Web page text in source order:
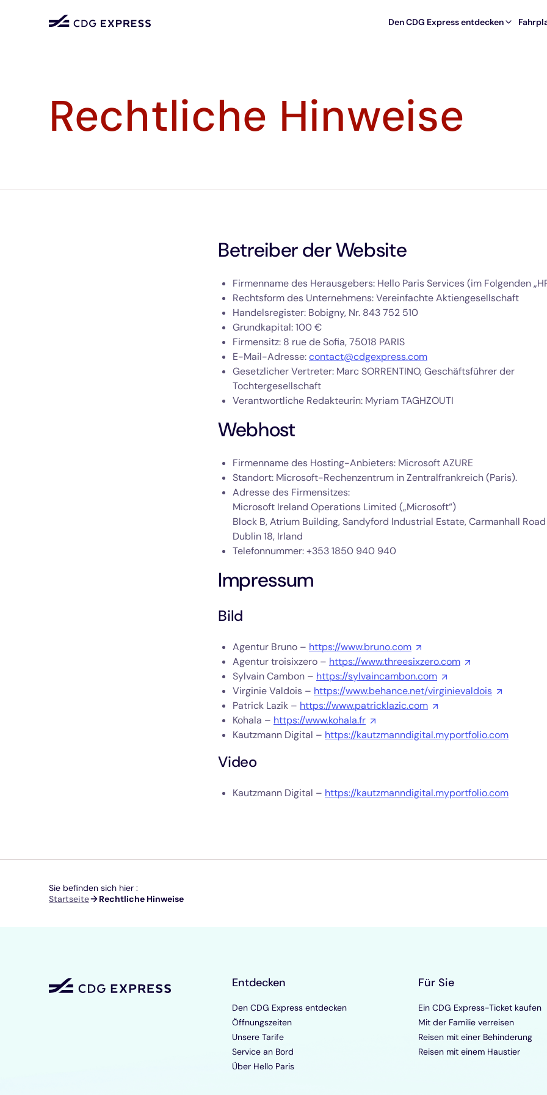
Den CDG Express entdecken
Rechtliche Hinweise
Betreiber der Website
Firmenname des Herausgebers: Hello Paris Services (im Folgenden
Rechtsform des Unternehmens: Vereinfachte Aktiengesellschaft
Handelsregister: Bobigny, Nr. 843 752 510
Grundkapital: 100 €
Firmensitz: 8 rue de Sofia, 75018 PARIS
E-Mail-Adresse:contact@cdgexpress.com
Gesetzlicher Vertreter: Marc SORRENTINO, Geschäftsführer der
Tochtergesellschaft
Verantwortliche Redakteurin: Myriam TAGHZOUTI
Webhost
Firmenname des Hosting-Anbieters: Microsoft AZURE
Standort: Microsoft-Rechenzentrum inZentralfrankreich (Paris).
Adresse des Firmensitzes:
Microsoft Ireland Operations Limited („Microsoft“)
Block B, Atrium Building, Sandyford Industrial Estate, Carmanhall Road
Dublin 18, Irland
Telefonnummer: +353 1850 940 940
Impressum
Bild
Agentur Bruno – https://www.bruno.com
Agentur troisixzero – https://www.threesixzero.com
Sylvain Cambon – https://sylvaincambon.com
Virginie Valdois – https://www.behance.net/virginievaldois
Patrick Lazik – https://www.patricklazic.com
Kohala – https://www.kohala.fr
Kautzmann Digital – https://kautzmanndigital.myportfolio.com
Video
Kautzmann Digital – https://kautzmanndigital.myportfolio.com
Sie befinden sich hier :
Pfadnavigation
Startseite Rechtliche Hinweise
Entdecken
Den CDG Express entdecken
Öffnungszeiten
Unsere Tarife
Service an Bord
Über Hello Paris
Für Sie
Ein CDG Express-Ticket kaufen
Mit der Familie verreisen
Reisen mit einer Behinderung
Reisen mit einem Haustier